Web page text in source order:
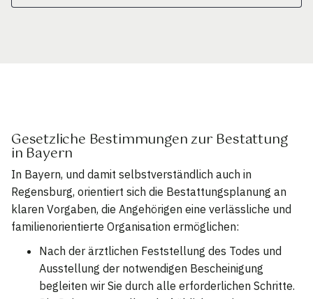
Gesetzliche Bestimmungen zur Bestattung
in Bayern
In Bayern, und damit selbstverständlich auch in
Regensburg, orientiert sich die Bestattungsplanung an
klaren Vorgaben, die Angehörigen eine verlässliche und
familienorientierte Organisation ermöglichen:
Nach der ärztlichen Feststellung des Todes und
Ausstellung der notwendigen Bescheinigung
begleiten wir Sie durch alle erforderlichen Schritte.